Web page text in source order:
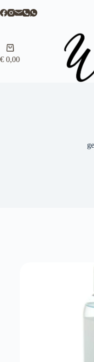
naar
Winkelwagen
€ 0,00